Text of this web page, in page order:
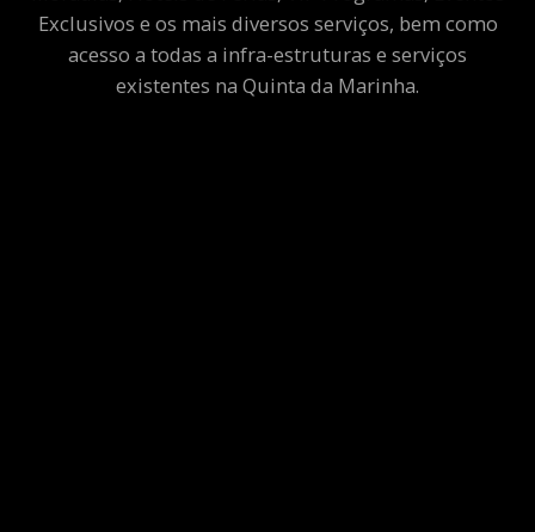
Exclusivos e os mais diversos serviços, bem como
acesso a todas a infra-estruturas e serviços
existentes na Quinta da Marinha.